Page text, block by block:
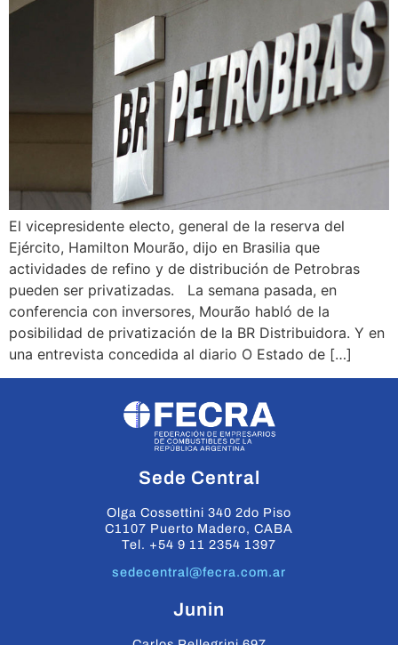
El vicepresidente electo, general de la reserva del
Ejército, Hamilton Mourão, dijo en Brasilia que
actividades de refino y de distribución de Petrobras
pueden ser privatizadas. La semana pasada, en
conferencia con inversores, Mourão habló de la
posibilidad de privatización de la BR Distribuidora. Y en
una entrevista concedida al diario O Estado de […]
Sede Central
Olga Cossettini 340 2do Piso
C1107 Puerto Madero, CABA
Tel. +54 9 11 2354 1397
sedecentral@fecra.com.ar
Junin